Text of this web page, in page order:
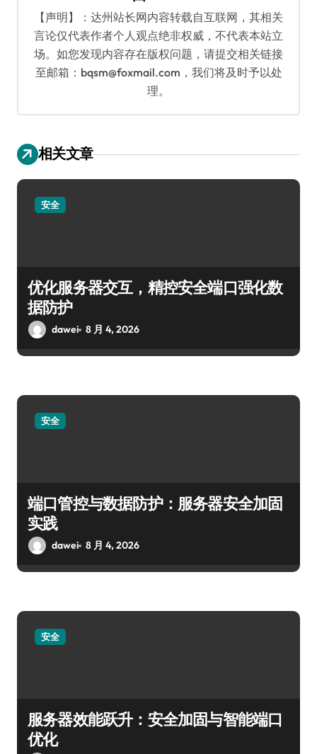
【声明】：达州站长网内容转载自互联网，其相关
言论仅代表作者个人观点绝非权威，不代表本站立
场。如您发现内容存在版权问题，请提交相关链接
至邮箱：bqsm@foxmail.com，我们将及时予以处
理。
相关文章
安全
优化服务器交互，精控安全端口强化数
据防护
dawei 8 月 4, 2026
安全
端口管控与数据防护：服务器安全加固
实践
dawei 8 月 4, 2026
安全
服务器效能跃升：安全加固与智能端口
优化